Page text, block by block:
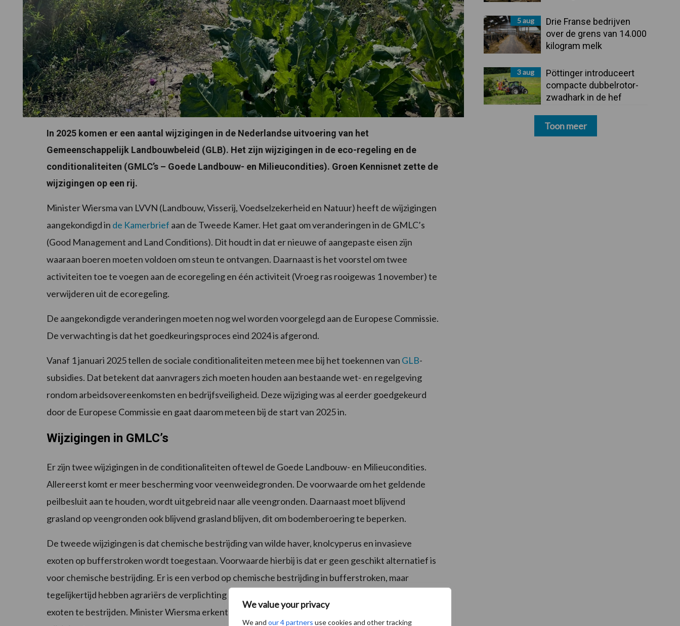
We value your privacy
We and our 4 partners use cookies and other tracking
In 2025 komen er een aantal wijzigingen in de Nederlandse uitvoering van het
Gemeenschappelijk Landbouwbeleid (GLB). Het zijn wijzigingen in de eco-regeling en de
conditionaliteiten (GMLC’s – Goede Landbouw- en Milieucondities). Groen Kennisnet zette de
wijzigingen op een rij.
Minister Wiersma van LVVN (Landbouw, Visserij, Voedselzekerheid en Natuur) heeft de wijzigingen
aangekondigd in de Kamerbrief aan de Tweede Kamer. Het gaat om veranderingen in de GMLC’s
(Good Management and Land Conditions). Dit houdt in dat er nieuwe of aangepaste eisen zijn
waaraan boeren moeten voldoen om steun te ontvangen. Daarnaast is het voorstel om twee
activiteiten toe te voegen aan de ecoregeling en één activiteit (Vroeg ras rooigewas 1 november) te
verwijderen uit de ecoregeling.
De aangekondigde veranderingen moeten nog wel worden voorgelegd aan de Europese Commissie.
De verwachting is dat het goedkeuringsproces eind 2024 is afgerond.
Vanaf 1 januari 2025 tellen de sociale conditionaliteiten meteen mee bij het toekennen van GLB-
subsidies. Dat betekent dat aanvragers zich moeten houden aan bestaande wet- en regelgeving
rondom arbeidsovereenkomsten en bedrijfsveiligheid. Deze wijziging was al eerder goedgekeurd
door de Europese Commissie en gaat daarom meteen bij de start van 2025 in.
Wijzigingen in GMLC’s
Er zijn twee wijzigingen in de conditionaliteiten oftewel de Goede Landbouw- en Milieucondities.
Allereerst komt er meer bescherming voor veenweidegronden. De voorwaarde om het geldende
peilbesluit aan te houden, wordt uitgebreid naar alle veengronden. Daarnaast moet blijvend
grasland op veengronden ook blijvend grasland blijven, dit om bodemberoering te beperken.
De tweede wijzigingen is dat chemische bestrijding van wilde haver, knolcyperus en invasieve
exoten op bufferstroken wordt toegestaan. Voorwaarde hierbij is dat er geen geschikt alternatief is
voor chemische bestrijding. Er is een verbod op chemische bestrijding in bufferstroken, maar
tegelijkertijd hebben agrariërs de verplichting om wilde haver, knolcyperus en bepaalde invasieve
exoten te bestrijden. Minister Wiersma erkent de conflicterende regelgeving en past daarom deze
5 aug
Drie Franse bedrijven
over de grens van 14.000
kilogram melk
3 aug
Pöttinger introduceert
compacte dubbelrotor-
zwadhark in de hef
Toon meer